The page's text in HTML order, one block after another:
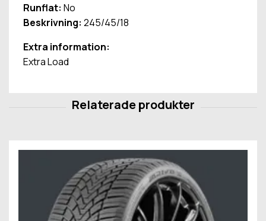
Runflat: No
Beskrivning: 245/45/18
Extra information:
Extra Load